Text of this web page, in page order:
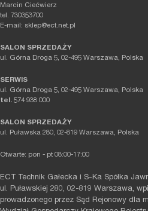
Marcin Ciećwierz
tel. 730353700
E-mail: sklep@ect.net.pl
SALON SPRZEDAŻY
ul. Górna Droga 5, 02-495 Warszawa, Polska
SERWIS
ul. Górna Droga 5, 02-495 Warszawa, Polska
tel. 574 938 000
SALON SPRZEDAŻY
ul. Puławska 280, 02-819 Warszawa, Polska
Otwarte: pon - pt 08:00-17:00
ECT Technik Gałecka i S-Ka Spółka
ul. Puławskiej 280, 02-819 Warszawa,
prowadzonego przez Sąd Rejonowy dla